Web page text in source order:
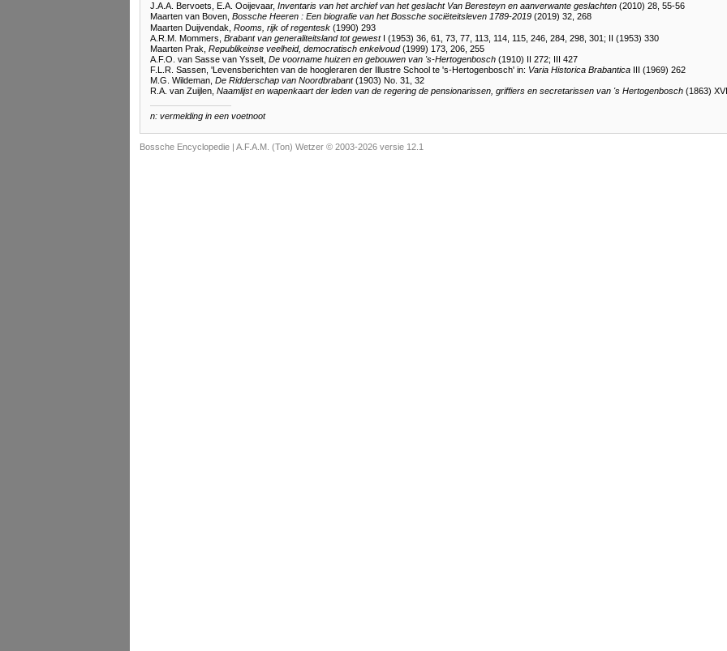
J.A.A. Bervoets, E.A. Ooijevaar, Inventaris van het archief van het geslacht Van Beresteyn en aanverwante geslachten (2010) 28, 55-56
Maarten van Boven, Bossche Heeren : Een biografie van het Bossche sociëteitsleven 1789-2019 (2019) 32, 268
Maarten Duijvendak, Rooms, rijk of regentesk (1990) 293
A.R.M. Mommers, Brabant van generaliteitsland tot gewestI (1953) 36, 61, 73, 77, 113, 114, 115, 246, 284, 298, 301; II (1953) 330
Maarten Prak, Republikeinse veelheid, democratisch enkelvoud(1999) 173, 206, 255
A.F.O. van Sasse van Ysselt, De voorname huizen en gebouwen van 's-Hertogenbosch (1910) II 272; III 427
F.L.R. Sassen, 'Levensberichten van de hoogleraren der Illustre School te 's-Hertogenbosch' in: Varia Historica Brabantica III (1969) 262
M.G. Wildeman, De Ridderschap van Noordbrabant(1903) No. 31, 32
R.A. van Zuijlen, Naamlijst en wapenkaart der leden van de regering de pensionarissen, griffiers en secretarissen van 's Hertogenbosch (1863) XVI
n: vermelding in een voetnoot
Bossche Encyclopedie | A.F.A.M. (Ton) Wetzer © 2003-2026 versie 12.1